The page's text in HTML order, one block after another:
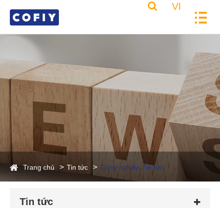
VI
Trang chủ Tin tức Công nghiệp Tin tức
Tin tức